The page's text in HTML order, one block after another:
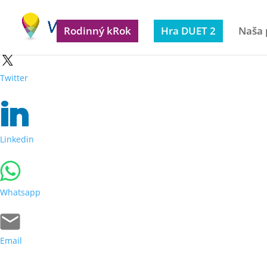
Facebook
Twitter
Linkedin
Whatsapp
Email
Rodinný kRok Hra DUET 2 Naša